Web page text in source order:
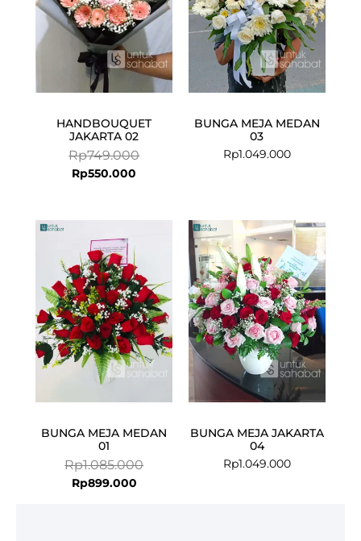
HANDBOUQUET
JAKARTA 02
Rp749.000
Rp550.000
BUNGA MEJA MEDAN
03
Rp1.049.000
BUNGA MEJA MEDAN
01
Rp1.085.000
Rp1.085.000.
Rp899.000
Rp899.000.
BUNGA MEJA JAKARTA
04
Rp1.049.000